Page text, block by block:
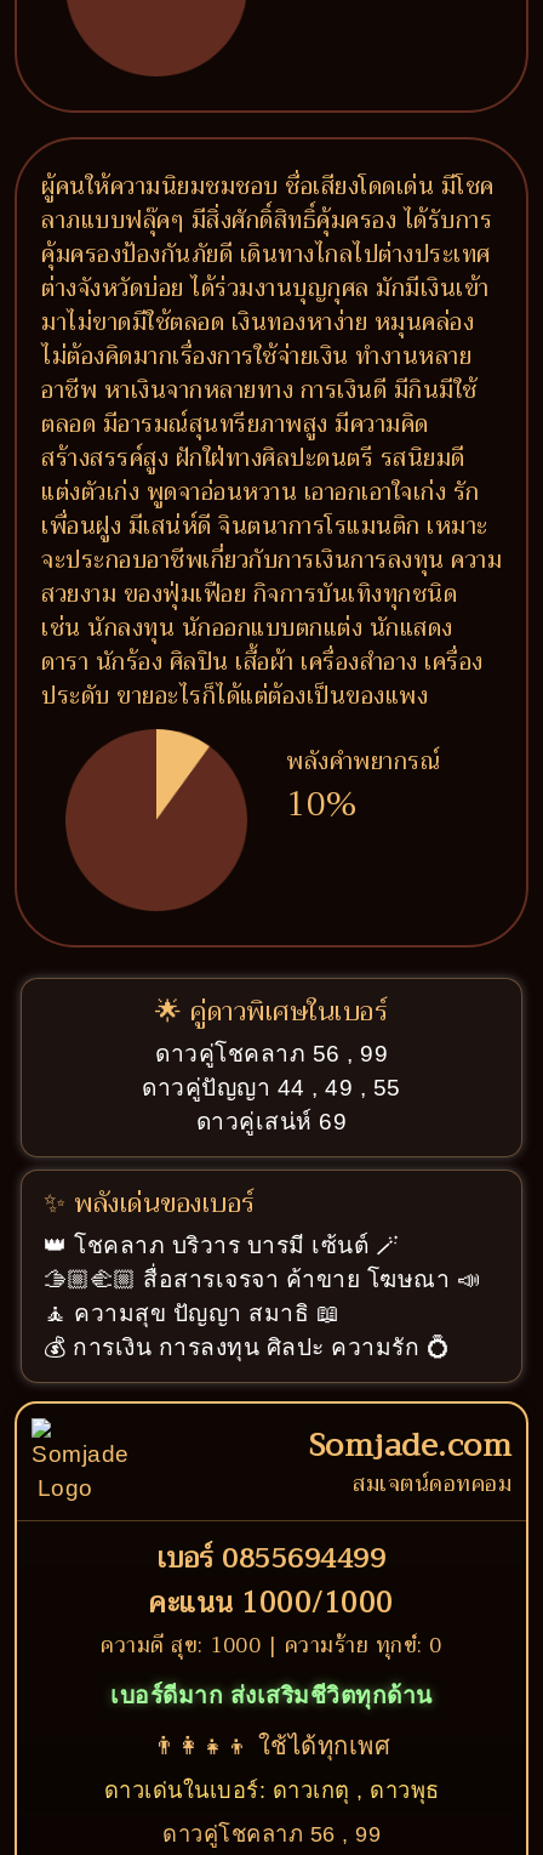
ผู้คนให้ความนิยมชมชอบ ชื่อเสียงโดดเด่น มีโชค
ลาภแบบฟลุ๊คๆ มีสิ่งศักดิ์สิทธิ์คุ้มครอง ได้รับการ
คุ้มครองป้องกันภัยดี เดินทางไกลไปต่างประเทศ
ต่างจังหวัดบ่อย ได้ร่วมงานบุญกุศล มักมีเงินเข้า
มาไม่ขาดมีใช้ตลอด เงินทองหาง่าย หมุนคล่อง
ไม่ต้องคิดมากเรื่องการใช้จ่ายเงิน ทำงานหลาย
อาชีพ หาเงินจากหลายทาง การเงินดี มีกินมีใช้
ตลอด มีอารมณ์สุนทรียภาพสูง มีความคิด
สร้างสรรค์สูง ฝักใฝ่ทางศิลปะดนตรี รสนิยมดี
แต่งตัวเก่ง พูดจาอ่อนหวาน เอาอกเอาใจเก่ง รัก
เพื่อนฝูง มีเสน่ห์ดี จินตนาการโรแมนติก เหมาะ
จะประกอบอาชีพเกี่ยวกับการเงินการลงทุน ความ
สวยงาม ของฟุ่มเฟือย กิจการบันเทิงทุกชนิด
เช่น นักลงทุน นักออกแบบตกแต่ง นักแสดง
ดารา นักร้อง ศิลปิน เสื้อผ้า เครื่องสำอาง เครื่อง
ประดับ ขายอะไรก็ได้แต่ต้องเป็นของแพง
พลังคำพยากรณ์
10%
🌟 คู่ดาวพิเศษในเบอร์
ดาวคู่โชคลาภ 56 , 99
ดาวคู่ปัญญา 44 , 49 , 55
ดาวคู่เสน่ห์ 69
✨ พลังเด่นของเบอร์
👑 โชคลาภ บริวาร บารมี เซ้นต์ 🪄
🫱🏼‍🫲🏼 สื่อสารเจรจา ค้าขาย โฆษณา 📣
🧘 ความสุข ปัญญา สมาธิ 📖
💰 การเงิน การลงทุน ศิลปะ ความรัก 💍
Somjade.com
สมเจตน์ดอทคอม
เบอร์ 0855694499
คะแนน 1000/1000
ความดี สุข: 1000 | ความร้าย ทุกข์: 0
เบอร์ดีมาก ส่งเสริมชีวิตทุกด้าน
👨‍👩‍👧‍👦 ใช้ได้ทุกเพศ
ดาวเด่นในเบอร์: ดาวเกตุ , ดาวพุธ
ดาวคู่โชคลาภ 56 , 99